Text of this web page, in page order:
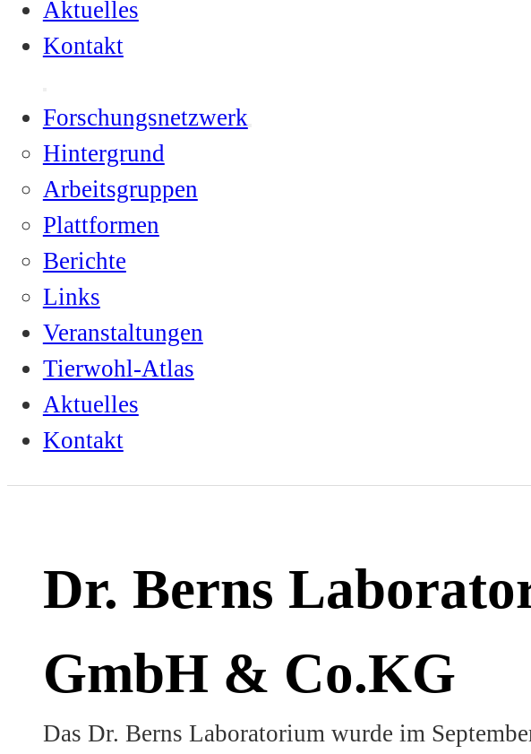
Aktuelles
Kontakt
Forschungsnetzwerk
Hintergrund
Arbeitsgruppen
Plattformen
Berichte
Links
Veranstaltungen
Tierwohl-Atlas
Aktuelles
Kontakt
Dr. Berns
GmbH & Co.KG
Das Dr. Berns Laboratorium wurde im